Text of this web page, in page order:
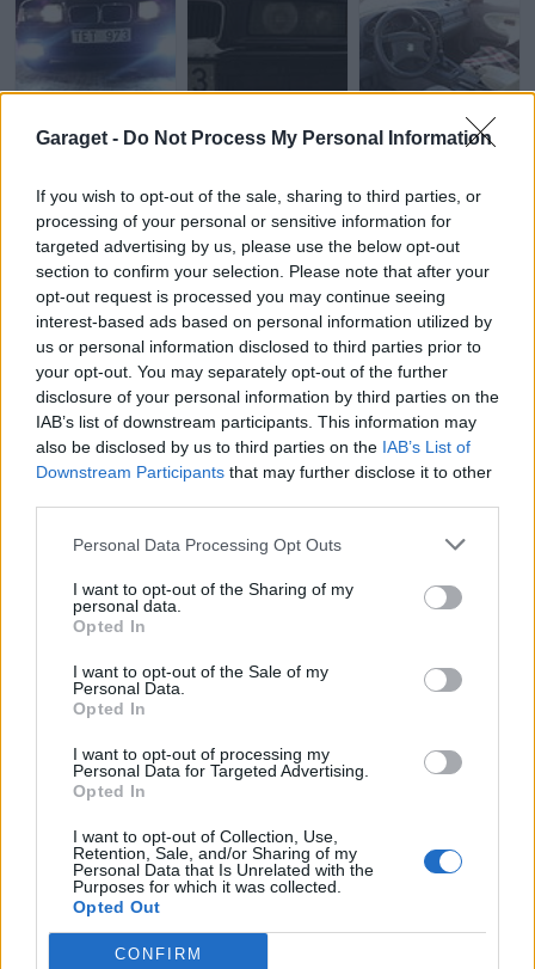
Garaget - Do Not Process My Personal Information
If you wish to opt-out of the sale, sharing to third parties, or
processing of your personal or sensitive information for
targeted advertising by us, please use the below opt-out
section to confirm your selection. Please note that after your
opt-out request is processed you may continue seeing
interest-based ads based on personal information utilized by
us or personal information disclosed to third parties prior to
your opt-out. You may separately opt-out of the further
disclosure of your personal information by third parties on the
IAB’s list of downstream participants. This information may
also be disclosed by us to third parties on the IAB’s List of
Downstream Participants that may further disclose it to other
Personal Data Processing Opt Outs
I want to opt-out of the Sharing of my
personal data.
Opted In
I want to opt-out of the Sale of my
Personal Data.
Opted In
I want to opt-out of processing my
Personal Data for Targeted Advertising.
Opted In
I want to opt-out of Collection, Use,
Retention, Sale, and/or Sharing of my
Personal Data that Is Unrelated with the
Purposes for which it was collected.
Opted Out
CONFIRM